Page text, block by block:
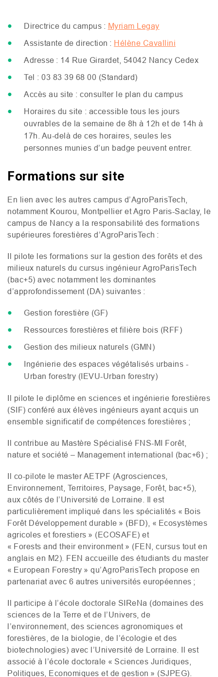
Directrice du campus : Myriam Legay
Assistante de direction : Hélène Cavallini
Adresse : 14 Rue Girardet, 54042 Nancy Cedex
Tel : 03 83 39 68 00 (Standard)
Accès au site : consulter le plan du campus
Horaires du site : accessible tous les jours
ouvrables de la semaine de 8h à 12h et de 14h à
17h. Au-delà de ces horaires, seules les
personnes munies d’un badge peuvent entrer.
Formations sur site
En lien avec les autres campus d’AgroParisTech,
notamment Kourou, Montpellier et Agro Paris-Saclay, le
campus de Nancy a la responsabilité des formations
supérieures forestières d’AgroParisTech :
Il pilote les formations sur la gestion des forêts et des
milieux naturels du cursus ingénieur AgroParisTech
(bac+5) avec notamment les dominantes
d’approfondissement (DA) suivantes :
Gestion forestière (GF)
Ressources forestières et filière bois (RFF)
Gestion des milieux naturels (GMN)
Ingénierie des espaces végétalisés urbains -
Urban forestry (IEVU-Urban forestry)
Il pilote le diplôme en sciences et ingénierie forestières
(SIF) conféré aux élèves ingénieurs ayant acquis un
ensemble significatif de compétences forestières ;
Il contribue au Mastère Spécialisé FNS-MI Forêt,
nature et société – Management international (bac+6) ;
Il co-pilote le masterAETPF (Agrosciences,
Environnement, Territoires, Paysage, Forêt, bac+5),
aux côtés de l’Université de Lorraine. Il est
particulièrement impliqué dans les spécialités « Bois
Forêt Développement durable » (BFD), « Ecosystèmes
agricoles et forestiers » (ECOSAFE) et
« Forests and their environment » (FEN , cursus tout en
anglais en M2). FEN accueille des étudiants du master
« European Forestry » qu’AgroParisTech propose en
partenariat avec 6 autres universités européennes ;
Il participe à l’école doctorale SIReNa (domaines des
sciences de la Terre et de l’Univers, de
l’environnement, des sciences agronomiques et
forestières, de la biologie, de l’écologie et des
biotechnologies) avec l’Université de Lorraine. Il est
associé à l’école doctorale « Sciences Juridiques,
Politiques, Economiques et de gestion » (SJPEG).